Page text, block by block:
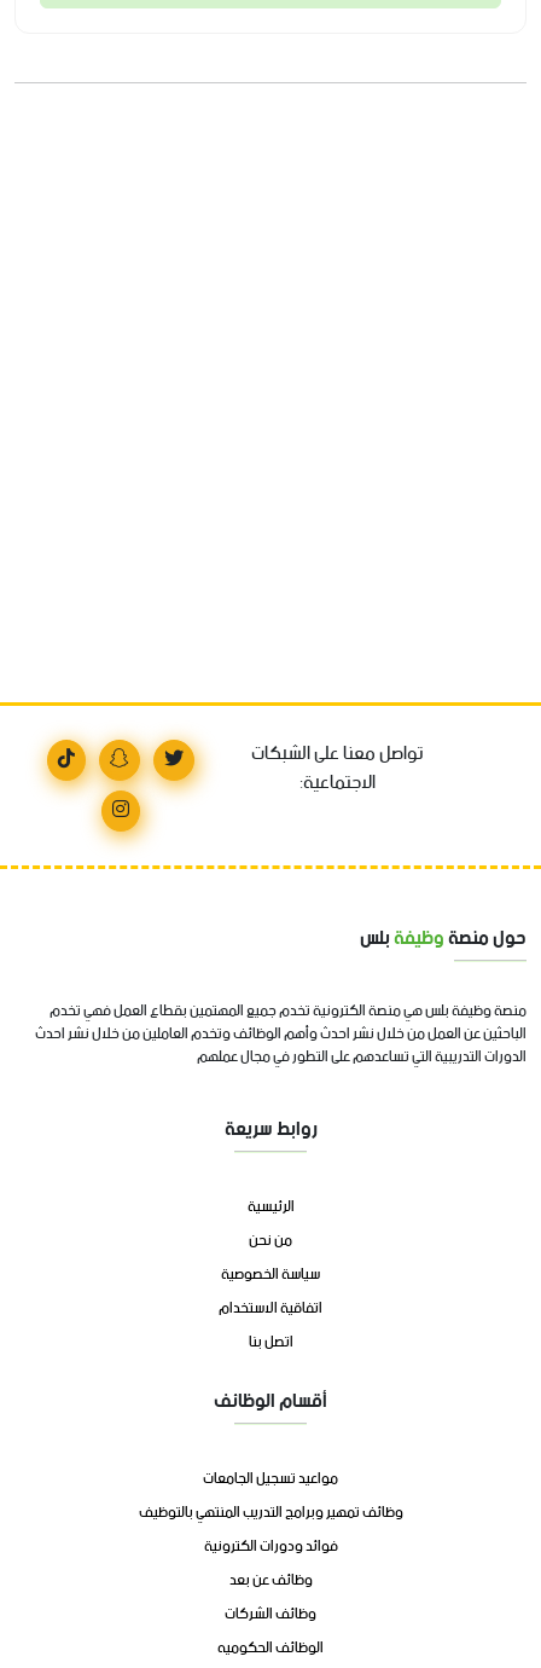
تواصل معنا على الشبكات
الاجتماعية:
حول منصةوظيفةبلس
منصة وظيفة بلس هي منصة الكترونية تخدم جميع المهتمين بقطاع العمل فهي تخدم
الباحثين عن العمل من خلال نشر احدث وأهم الوظائف وتخدم العاملين من خلال نشر احدث
الدورات التدريبية التي تساعدهم على التطور في مجال عملهم
روابط سريعة
الرئيسية
من نحن
سياسة الخصوصية
اتفاقية الاستخدام
اتصل بنا
أقسام الوظائف
مواعيد تسجيل الجامعات
وظائف تمهير وبرامج التدريب المنتهي بالتوظيف
فوائد ودورات الكترونية
وظائف عن بعد
وظائف الشركات
الوظائف الحكوميه